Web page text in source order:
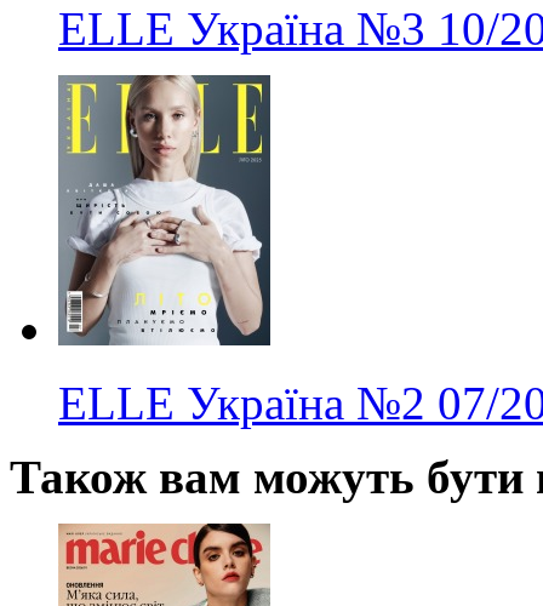
ELLE Україна №3 10/
ELLE Україна №2 07/
Також вам можуть бути